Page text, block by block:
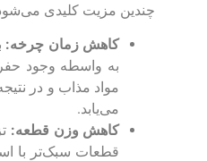
چندین مزیت کلیدی
کاهش زمان چرخه:
به واسطه وجود
مواد مذاب و در
می‌یابد.
کاهش وزن قطعه:
قطعات سبک‌تر با